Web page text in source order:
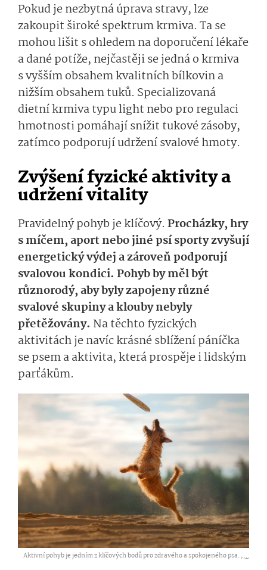
Pokud je nezbytná úprava stravy, lze
zakoupit široké spektrum krmiva. Ta se
mohou lišit s ohledem na doporučení lékaře
a dané potíže, nejčastěji se jedná o krmiva
s vyšším obsahem kvalitních bílkovin a
nižším obsahem tuků. Specializovaná
dietní krmiva typu light nebo pro regulaci
hmotnosti pomáhají snížit tukové zásoby,
zatímco podporují udržení svalové hmoty.
Zvýšení fyzické aktivity a
udržení vitality
Pravidelný pohyb je klíčový. Procházky, hry
s míčem, aport nebo jiné psí sporty zvyšují
energetický výdej a zároveň podporují
svalovou kondici. Pohyb by měl být
různorodý, aby byly zapojeny různé
svalové skupiny a klouby nebyly
přetěžovány. Na těchto fyzických
aktivitách je navíc krásné sblížení páníčka
se psem a aktivita, která prospěje i lidským
parťákům.
Aktivní pohyb je jedním z klíčových bodů pro zdravého a spokojeného psa. ,...